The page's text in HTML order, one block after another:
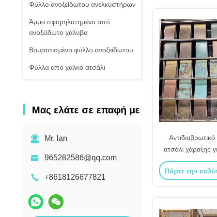
Φύλλο ανοξείδωτου ανελκυστήρων
Άμμο σφυρηλατημένο από
ανοξείδωτο χάλυβα
Βουρτσισμένο φύλλο ανοξείδωτου
Φύλλα από χαλκό ατσάλι
Μας ελάτε σε επαφή με
Mr. lan
965282586@qq.com
+8618126677821
ατσάλι χάραξης
κήπου /
Πάρτε την